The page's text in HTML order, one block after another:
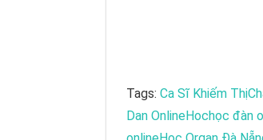
Tags: Ca Sĩ Khiếm Thị
Dan OnlineHochọc đàn